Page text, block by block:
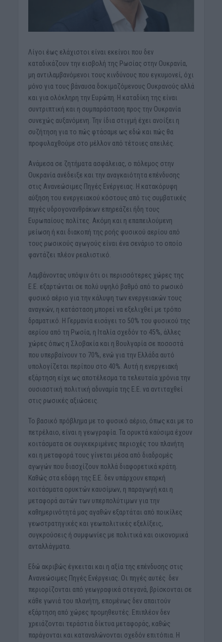
Λίγοι έως ελάχιστοι είναι εκείνοι που δεν
καταδικάζουν την εισβολή της Ρωσίας στην Ουκρανία,
μη αντιλαμβανόμενοι τους κινδύνους που εγκυμονεί, όχι
μόνο για τους βάναυσα δοκιμαζόμενους Ουκρανούς αλλά
και για ολόκληρη την Ευρώπη. Η καταδίκη της είναι
συντριπτική και η συμπαράσταση προς την Ουκρανία
συνεχώς αυξανόμενη. Την ίδια στιγμή έχει ανοίξει η
συζήτηση για το πώς φτάσαμε ως εδώ και πώς θα
προφυλαχθούμε στο μέλλον από τέτοιες απειλές.
Ανάμεσα σε ζητήματα ασφάλειας, ο πόλεμος στην
Ουκρανία ανέδειξε και την αναγκαιότητα επένδυσης
στις Ανανεώσιμες Πηγές Ενέργειας. Η κατακόρυφη
αύξηση του ενεργειακού κόστους από τις συμβατικές
πηγές υδρογονανθράκων επηρεάζει ήδη τους
Ευρωπαίους πολίτες. Ακόμη και η επαπειλούμενη
μείωση ή και διακοπή της ροής φυσικού αερίου από
τους ρωσικούς αγωγούς είναι ένα σενάριο το οποίο
φαντάζει πλέον ρεαλιστικό.
Λαμβάνοντας υπόψιν ότι οι περισσότερες χώρες της
Ε.Ε. εξαρτώνται σε πολύ υψηλό βαθμό από το ρωσικό
φυσικό αέριο για την κάλυψη των ενεργειακών τους
αναγκών, η κατάσταση μπορεί να εξελιχθεί με τρόπο
δραματικό. Η Γερμανία εισάγει το 50% του φυσικού της
αερίου από τη Ρωσία, η Ιταλία σχεδόν το 45%, άλλες
χώρες όπως η Σλοβακία και η Βουλγαρία σε ποσοστά
που υπερβαίνουν το 70%, ενώ για την Ελλάδα αυτό
υπολογίζεται περίπου στο 40%. Αυτή η ενεργειακή
εξάρτηση είχε ως αποτέλεσμα τα τελευταία χρόνια την
ουσιαστική πολιτική αδυναμία της Ε.Ε. να αντιταχθεί
στις ρωσικές αξιώσεις.
Το βασικό πρόβλημα με το φυσικό αέριο, όπως και με το
πετρέλαιο, είναι η γεωγραφία. Τα ορυκτά καύσιμα έχουν
κοιτάσματα σε συγκεκριμένες περιοχές του πλανήτη
και η μεταφορά τους γίνεται μέσα από διαδρομές
αγωγών που διασχίζουν πολλά διαφορετικά κράτη.
Καθώς στα εδάφη της Ε.Ε. δεν υπάρχουν επαρκή
κοιτάσματα ορυκτών καυσίμων, η παραγωγή και η
μεταφορά αυτών των υπερπολύτιμων για την
καθημερινότητά μας αγαθών εξαρτάται από ποικίλες
γεωστρατηγικές και γεωπολιτικές εξελίξεις,
συγκρούσεις ή συμφωνίες με πολιτικά και οικονομικά
ανταλλάγματα.
Εδώ ακριβώς έγκειται και η αξία της επένδυσης στις
Ανανεώσιμες Πηγές Ενέργειας. Οι πηγές αυτές δεν
περιορίζονται από γεωγραφικά στεγανά, βρίσκονται σε
κάθε γωνιά του πλανήτη, επομένως δεν απαιτούν
εξάρτηση από χώρες προμηθευτές. Επιπλέον δεν
χρειάζονται τεράστια δίκτυα μεταφοράς, καθώς
παράγονται και καταναλώνονται σχεδόν επιτόπια. Η